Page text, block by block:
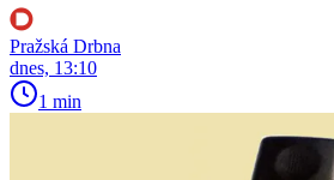
Pražská Drbna
dnes, 13:10
1 min